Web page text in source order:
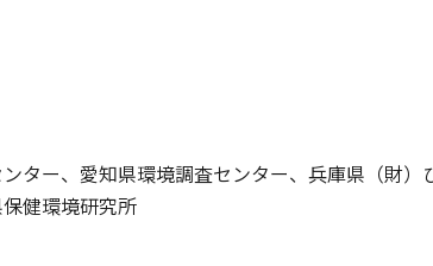
ター、愛知県環境調査センター、兵庫県（財
健環境研究所